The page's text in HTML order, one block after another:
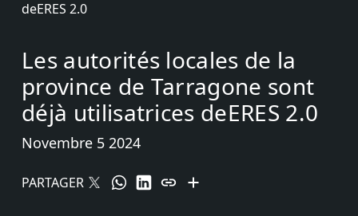
deERES 2.0
Les autorités locales de la
province de Tarragone sont
déjà utilisatrices deERES 2.0
Novembre 5 2024
PARTAGER